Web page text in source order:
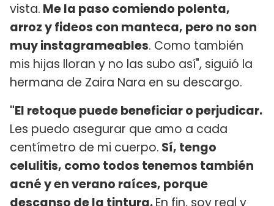
vista. Me la paso comiendo polenta,
arroz y fideos con manteca, pero no son
muy instagrameables. Como también
mis hijas lloran y no las subo así", siguió la
hermana de Zaira Nara en su descargo.
"El retoque puede beneficiar o perjudicar.
Les puedo asegurar que amo a cada
centímetro de mi cuerpo. Sí, tengo
celulitis, como todos tenemos también
acné y en verano raíces, porque
descanso de la tintura.En fin, soy real y